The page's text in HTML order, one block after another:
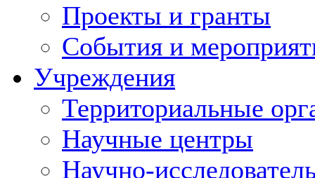
Проекты и гранты
События и
Учреждения
Территориальные
Научные центры
Научно-